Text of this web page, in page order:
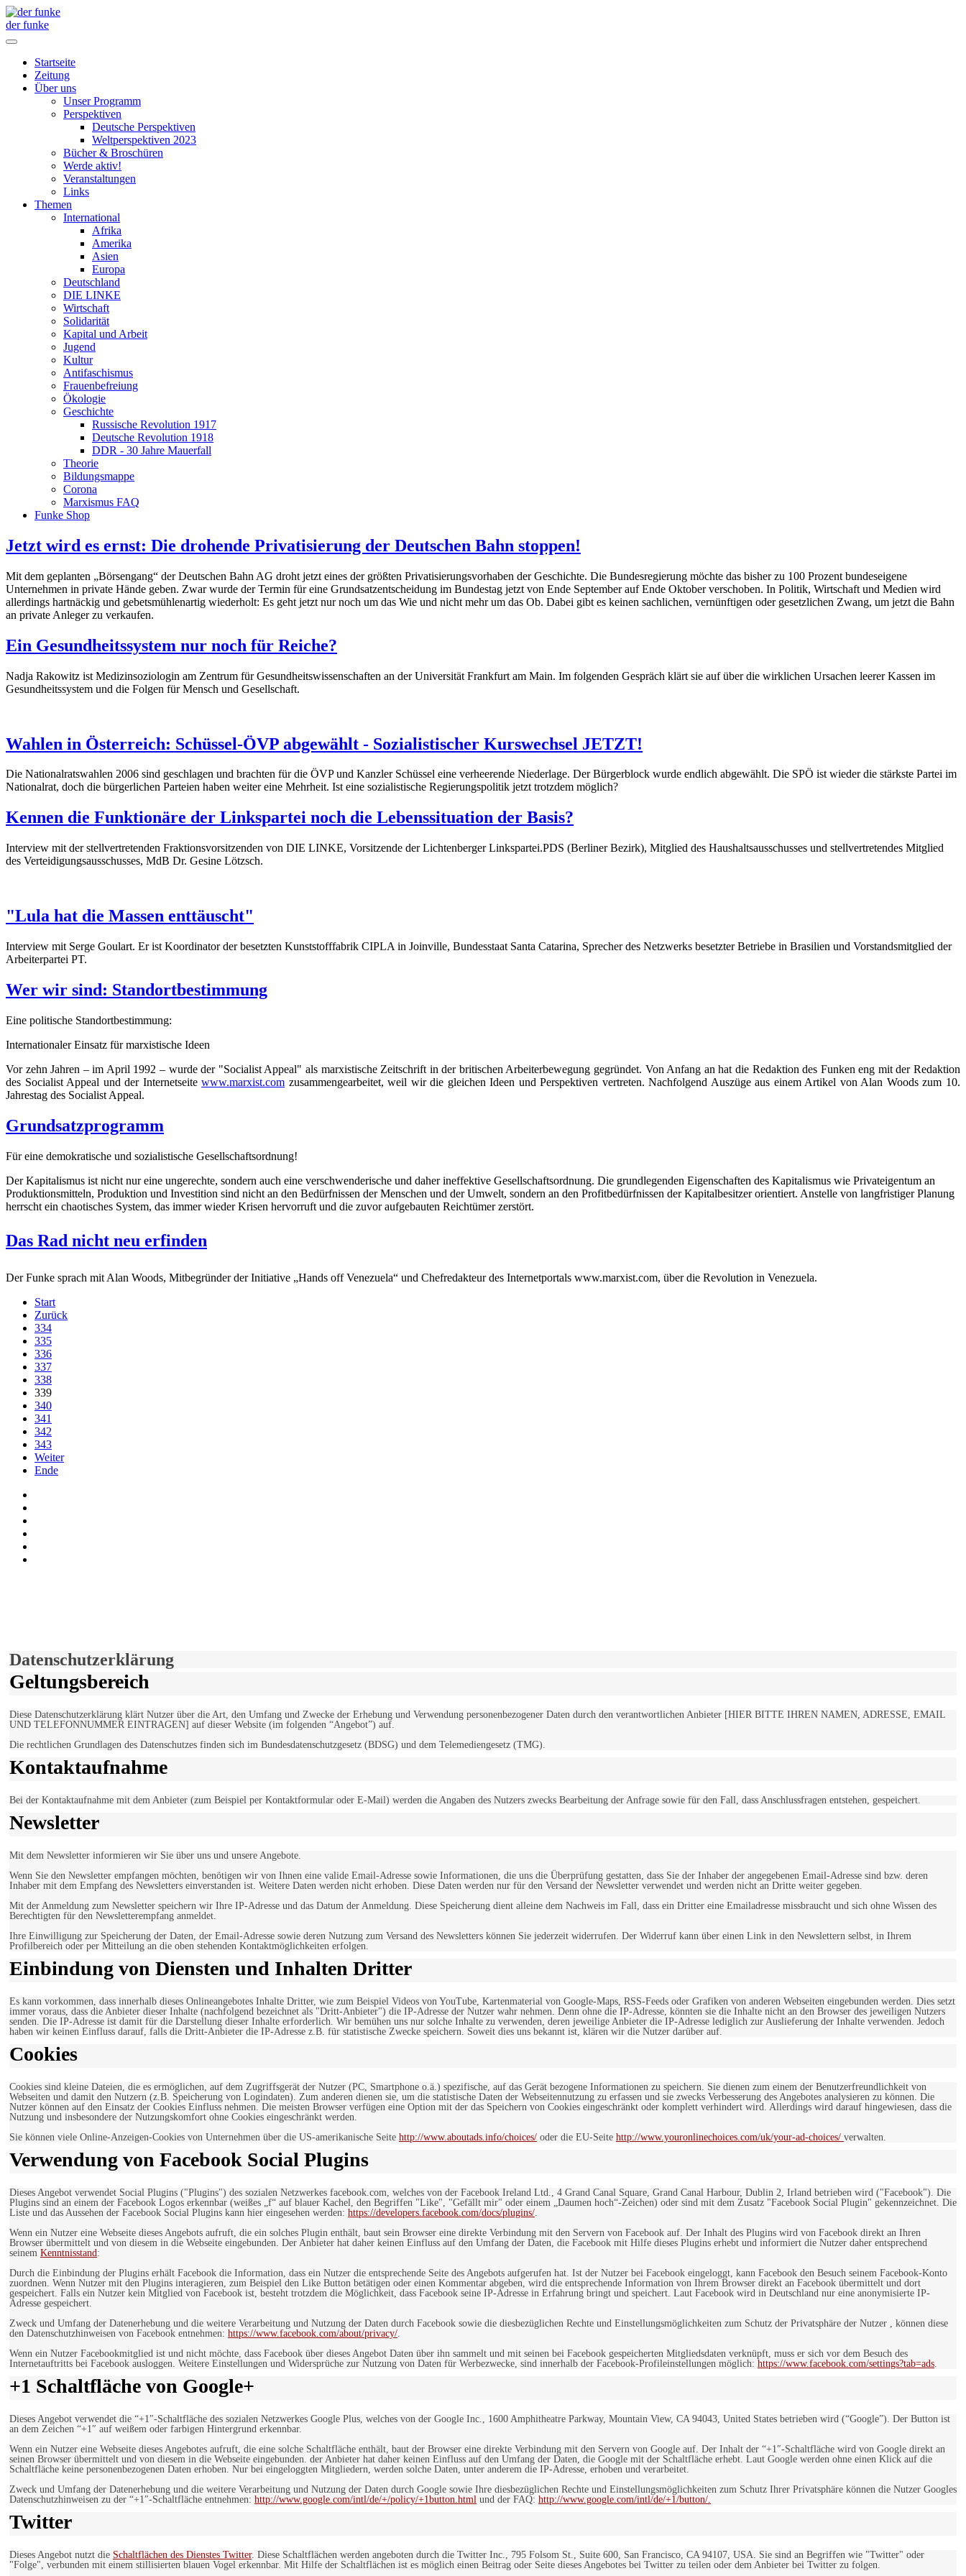
der funke
Startseite
Zeitung
Über uns
Unser Programm
Perspektiven
Deutsche Perspektiven
Weltperspektiven 2023
Bücher & Broschüren
Werde aktiv!
Veranstaltungen
Links
Themen
International
Afrika
Amerika
Asien
Europa
Deutschland
DIE LINKE
Wirtschaft
Solidarität
Kapital und Arbeit
Jugend
Kultur
Antifaschismus
Frauenbefreiung
Ökologie
Geschichte
Russische Revolution 1917
Deutsche Revolution 1918
DDR - 30 Jahre Mauerfall
Theorie
Bildungsmappe
Corona
Marxismus FAQ
Funke Shop
Jetzt wird es ernst: Die drohende Privatisierung der Deutschen Bahn stoppen!
Mit dem geplanten „Börsengang“ der Deutschen Bahn AG droht jetzt eines der größten Privatisierungsvorhaben der Geschichte. Die Bundesregierung möchte das bisher zu 100 Prozent bundeseigene
Unternehmen in private Hände geben. Zwar wurde der Termin für eine Grundsatzentscheidung im Bundestag jetzt von Ende September auf Ende Oktober verschoben. In Politik, Wirtschaft und Medien wird
allerdings hartnäckig und gebetsmühlenartig wiederholt: Es geht jetzt nur noch um das Wie und nicht mehr um das Ob. Dabei gibt es keinen sachlichen, vernünftigen oder gesetzlichen Zwang, um jetzt die Bahn
an private Anleger zu verkaufen.
Ein Gesundheitssystem nur noch für Reiche?
Nadja Rakowitz ist Medizinsoziologin am Zentrum für Gesundheitswissenschaften an der Universität Frankfurt am Main. Im folgenden Gespräch klärt sie auf über die wirklichen Ursachen leerer Kassen im
Gesundheitssystem und die Folgen für Mensch und Gesellschaft.
Wahlen in Österreich: Schüssel-ÖVP abgewählt - Sozialistischer Kurswechsel JETZT!
Die Nationalratswahlen 2006 sind geschlagen und brachten für die ÖVP und Kanzler Schüssel eine verheerende Niederlage. Der Bürgerblock wurde endlich abgewählt. Die SPÖ ist wieder die stärkste Partei im
Nationalrat, doch die bürgerlichen Parteien haben weiter eine Mehrheit. Ist eine sozialistische Regierungspolitik jetzt trotzdem möglich?
Kennen die Funktionäre der Linkspartei noch die Lebenssituation der Basis?
Interview mit der stellvertretenden Fraktionsvorsitzenden von DIE LINKE, Vorsitzende der Lichtenberger Linkspartei.PDS (Berliner Bezirk), Mitglied des Haushaltsausschusses und stellvertretendes Mitglied
des Verteidigungsausschusses, MdB Dr. Gesine Lötzsch.
"Lula hat die Massen enttäuscht"
Interview mit Serge Goulart. Er ist Koordinator der besetzten Kunststofffabrik CIPLA in Joinville, Bundesstaat Santa Catarina, Sprecher des Netzwerks besetzter Betriebe in Brasilien und Vorstandsmitglied der
Arbeiterpartei PT.
Wer wir sind: Standortbestimmung
Eine politische Standortbestimmung:
Internationaler Einsatz für marxistische Ideen
Vor zehn Jahren – im April 1992 – wurde der "Socialist Appeal" als marxistische Zeitschrift in der britischen Arbeiterbewegung gegründet. Von Anfang an hat die Redaktion des Funken eng mit der Redaktion
des Socialist Appeal und der Internetseitewww.marxist.com zusammengearbeitet, weil wir die gleichen Ideen und Perspektiven vertreten. Nachfolgend Auszüge aus einem Artikel von Alan Woods zum 10.
Jahrestag des Socialist Appeal.
Grundsatzprogramm
Für eine demokratische und sozialistische Gesellschaftsordnung!
Der Kapitalismus ist nicht nur eine ungerechte, sondern auch eine verschwenderische und daher ineffektive Gesellschaftsordnung. Die grundlegenden Eigenschaften des Kapitalismus wie Privateigentum an
Produktionsmitteln, Produktion und Investition sind nicht an den Bedürfnissen der Menschen und der Umwelt, sondern an den Profitbedürfnissen der Kapitalbesitzer orientiert. Anstelle von langfristiger Planung
herrscht ein chaotisches System, das immer wieder Krisen hervorruft und die zuvor aufgebauten Reichtümer zerstört.
Das Rad nicht neu erfinden
Der Funke sprach mit Alan Woods, Mitbegründer der Initiative „Hands off Venezuela“ und Chefredakteur des Internetportals www.marxist.com, über die Revolution in Venezuela.
Start
Zurück
334
335
336
337
338
339
340
341
342
343
Weiter
Ende
Datenschutzerklärung
Geltungsbereich
Diese Datenschutzerklärung klärt Nutzer über die Art, den Umfang und Zwecke der Erhebung und Verwendung personenbezogener Daten durch den verantwortlichen Anbieter [HIER BITTE IHREN NAMEN, ADRESSE, EMAIL
UND TELEFONNUMMER EINTRAGEN] auf dieser Website (im folgenden “Angebot”) auf.
Die rechtlichen Grundlagen des Datenschutzes finden sich im Bundesdatenschutzgesetz (BDSG) und dem Telemediengesetz (TMG).
Kontaktaufnahme
Bei der Kontaktaufnahme mit dem Anbieter (zum Beispiel per Kontaktformular oder E-Mail) werden die Angaben des Nutzers zwecks Bearbeitung der Anfrage sowie für den Fall, dass Anschlussfragen entstehen, gespeichert.
Newsletter
Mit dem Newsletter informieren wir Sie über uns und unsere Angebote.
Wenn Sie den Newsletter empfangen möchten, benötigen wir von Ihnen eine valide Email-Adresse sowie Informationen, die uns die Überprüfung gestatten, dass Sie der Inhaber der angegebenen Email-Adresse sind bzw. deren
Inhaber mit dem Empfang des Newsletters einverstanden ist. Weitere Daten werden nicht erhoben. Diese Daten werden nur für den Versand der Newsletter verwendet und werden nicht an Dritte weiter gegeben.
Mit der Anmeldung zum Newsletter speichern wir Ihre IP-Adresse und das Datum der Anmeldung. Diese Speicherung dient alleine dem Nachweis im Fall, dass ein Dritter eine Emailadresse missbraucht und sich ohne Wissen des
Berechtigten für den Newsletterempfang anmeldet.
Ihre Einwilligung zur Speicherung der Daten, der Email-Adresse sowie deren Nutzung zum Versand des Newsletters können Sie jederzeit widerrufen. Der Widerruf kann über einen Link in den Newslettern selbst, in Ihrem
Profilbereich oder per Mitteilung an die oben stehenden Kontaktmöglichkeiten erfolgen.
Einbindung von Diensten und Inhalten Dritter
Es kann vorkommen, dass innerhalb dieses Onlineangebotes Inhalte Dritter, wie zum Beispiel Videos von YouTube, Kartenmaterial von Google-Maps, RSS-Feeds oder Grafiken von anderen Webseiten eingebunden werden. Dies setzt
immer voraus, dass die Anbieter dieser Inhalte (nachfolgend bezeichnet als "Dritt-Anbieter") die IP-Adresse der Nutzer wahr nehmen. Denn ohne die IP-Adresse, könnten sie die Inhalte nicht an den Browser des jeweiligen Nutzers
senden. Die IP-Adresse ist damit für die Darstellung dieser Inhalte erforderlich. Wir bemühen uns nur solche Inhalte zu verwenden, deren jeweilige Anbieter die IP-Adresse lediglich zur Auslieferung der Inhalte verwenden. Jedoch
haben wir keinen Einfluss darauf, falls die Dritt-Anbieter die IP-Adresse z.B. für statistische Zwecke speichern. Soweit dies uns bekannt ist, klären wir die Nutzer darüber auf.
Cookies
Cookies sind kleine Dateien, die es ermöglichen, auf dem Zugriffsgerät der Nutzer (PC, Smartphone o.ä.) spezifische, auf das Gerät bezogene Informationen zu speichern. Sie dienen zum einem der Benutzerfreundlichkeit von
Webseiten und damit den Nutzern (z.B. Speicherung von Logindaten). Zum anderen dienen sie, um die statistische Daten der Webseitennutzung zu erfassen und sie zwecks Verbesserung des Angebotes analysieren zu können. Die
Nutzer können auf den Einsatz der Cookies Einfluss nehmen. Die meisten Browser verfügen eine Option mit der das Speichern von Cookies eingeschränkt oder komplett verhindert wird. Allerdings wird darauf hingewiesen, dass die
Nutzung und insbesondere der Nutzungskomfort ohne Cookies eingeschränkt werden.
Sie können viele Online-Anzeigen-Cookies von Unternehmen über die US-amerikanische Seite http://www.aboutads.info/choices/ oder die EU-Seite http://www.youronlinechoices.com/uk/your-ad-choices/ verwalten.
Verwendung von Facebook Social Plugins
Dieses Angebot verwendet Social Plugins ("Plugins") des sozialen Netzwerkes facebook.com, welches von der Facebook Ireland Ltd., 4 Grand Canal Square, Grand Canal Harbour, Dublin 2, Irland betrieben wird ("Facebook"). Die
Plugins sind an einem der Facebook Logos erkennbar (weißes „f“ auf blauer Kachel, den Begriffen "Like", "Gefällt mir" oder einem „Daumen hoch“-Zeichen) oder sind mit dem Zusatz "Facebook Social Plugin" gekennzeichnet. Die
Liste und das Aussehen der Facebook Social Plugins kann hier eingesehen werden: https://developers.facebook.com/docs/plugins/.
Wenn ein Nutzer eine Webseite dieses Angebots aufruft, die ein solches Plugin enthält, baut sein Browser eine direkte Verbindung mit den Servern von Facebook auf. Der Inhalt des Plugins wird von Facebook direkt an Ihren
Browser übermittelt und von diesem in die Webseite eingebunden. Der Anbieter hat daher keinen Einfluss auf den Umfang der Daten, die Facebook mit Hilfe dieses Plugins erhebt und informiert die Nutzer daher entsprechend
seinem Kenntnisstand:
Durch die Einbindung der Plugins erhält Facebook die Information, dass ein Nutzer die entsprechende Seite des Angebots aufgerufen hat. Ist der Nutzer bei Facebook eingeloggt, kann Facebook den Besuch seinem Facebook-Konto
zuordnen. Wenn Nutzer mit den Plugins interagieren, zum Beispiel den Like Button betätigen oder einen Kommentar abgeben, wird die entsprechende Information von Ihrem Browser direkt an Facebook übermittelt und dort
gespeichert. Falls ein Nutzer kein Mitglied von Facebook ist, besteht trotzdem die Möglichkeit, dass Facebook seine IP-Adresse in Erfahrung bringt und speichert. Laut Facebook wird in Deutschland nur eine anonymisierte IP-
Adresse gespeichert.
Zweck und Umfang der Datenerhebung und die weitere Verarbeitung und Nutzung der Daten durch Facebook sowie die diesbezüglichen Rechte und Einstellungsmöglichkeiten zum Schutz der Privatsphäre der Nutzer , können diese
den Datenschutzhinweisen von Facebook entnehmen: https://www.facebook.com/about/privacy/.
Wenn ein Nutzer Facebookmitglied ist und nicht möchte, dass Facebook über dieses Angebot Daten über ihn sammelt und mit seinen bei Facebook gespeicherten Mitgliedsdaten verknüpft, muss er sich vor dem Besuch des
Internetauftritts bei Facebook ausloggen. Weitere Einstellungen und Widersprüche zur Nutzung von Daten für Werbezwecke, sind innerhalb der Facebook-Profileinstellungen möglich: https://www.facebook.com/settings?tab=ads.
+1 Schaltfläche von Google+
Dieses Angebot verwendet die “+1″-Schaltfläche des sozialen Netzwerkes Google Plus, welches von der Google Inc., 1600 Amphitheatre Parkway, Mountain View, CA 94043, United States betrieben wird (“Google”). Der Button ist
an dem Zeichen “+1″ auf weißem oder farbigen Hintergrund erkennbar.
Wenn ein Nutzer eine Webseite dieses Angebotes aufruft, die eine solche Schaltfläche enthält, baut der Browser eine direkte Verbindung mit den Servern von Google auf. Der Inhalt der “+1″-Schaltfläche wird von Google direkt an
seinen Browser übermittelt und von diesem in die Webseite eingebunden. der Anbieter hat daher keinen Einfluss auf den Umfang der Daten, die Google mit der Schaltfläche erhebt. Laut Google werden ohne einen Klick auf die
Schaltfläche keine personenbezogenen Daten erhoben. Nur bei eingeloggten Mitgliedern, werden solche Daten, unter anderem die IP-Adresse, erhoben und verarbeitet.
Zweck und Umfang der Datenerhebung und die weitere Verarbeitung und Nutzung der Daten durch Google sowie Ihre diesbezüglichen Rechte und Einstellungsmöglichkeiten zum Schutz Ihrer Privatsphäre können die Nutzer Googles
Datenschutzhinweisen zu der “+1″-Schaltfläche entnehmen: http://www.google.com/intl/de/+/policy/+1button.html und der FAQ: http://www.google.com/intl/de/+1/button/.
Twitter
Dieses Angebot nutzt die Schaltflächen des Dienstes Twitter. Diese Schaltflächen werden angeboten durch die Twitter Inc., 795 Folsom St., Suite 600, San Francisco, CA 94107, USA. Sie sind an Begriffen wie "Twitter" oder
"Folge", verbunden mit einem stillisierten blauen Vogel erkennbar. Mit Hilfe der Schaltflächen ist es möglich einen Beitrag oder Seite dieses Angebotes bei Twitter zu teilen oder dem Anbieter bei Twitter zu folgen.